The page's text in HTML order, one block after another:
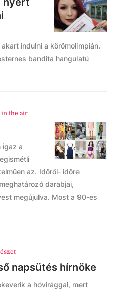
indulni a körömolimpián.
bandita hangulatú
in the air
igaz a
az. Időről- időre
darabjai,
megújulva. Most a 90-es
napsütés hírnöke
a hóvirággal, mert